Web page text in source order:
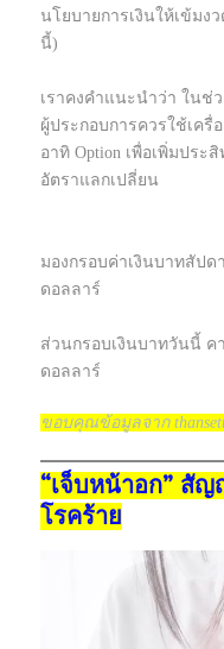
นโยบายการเงินให้เข้ม
นี้)
เราคงคำแนะนำว่า ในช่
ผู้ประกอบการควรใช้เครื่
อาทิ Option เพื่อเพิ่มประ
อัตราแลกเปลี่ยน
มองกรอบค่าเงินบาทสัปด
ดอลลาร์
ส่วนกรอบเงินบาทวันนี้ ค
ดอลลาร์
ขอบคุณข้อมูลจาก
“เจ็บหน้าอก” สั
โรคร้าย